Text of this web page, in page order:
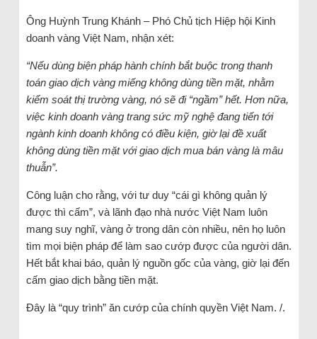
Ông Huỳnh Trung Khánh – Phó Chủ tịch Hiệp hội Kinh
doanh vàng Việt Nam, nhận xét:
“Nếu dùng biện pháp hành chính bắt buộc trong thanh
toán giao dịch vàng miếng không dùng tiền mặt, nhằm
kiểm soát thị trường vàng, nó sẽ đi “ngầm” hết. Hơn nữa,
việc kinh doanh vàng trang sức mỹ nghệ đang tiến tới
ngành kinh doanh không có điều kiện, giờ lại đề xuất
không dùng tiền mặt với giao dịch mua bán vàng là mâu
thuẫn”.
Công luận cho rằng, với tư duy “cái gì không quản lý
được thì cấm”, và lãnh đạo nhà nước Việt Nam luôn
mang suy nghĩ, vàng ở trong dân còn nhiều, nên họ luôn
tìm mọi biện pháp để làm sao cướp được của người dân.
Hết bắt khai báo, quản lý nguồn gốc của vàng, giờ lại đến
cấm giao dịch bằng tiền mặt.
Đây là “quy trình” ăn cướp của chính quyền Việt Nam. /.